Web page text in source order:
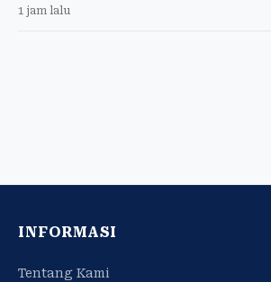
1 jam lalu
INFORMASI
Tentang Kami